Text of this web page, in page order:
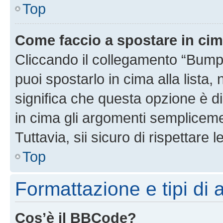
Top
Come faccio a spostare in
Cliccando il collegamento
puoi spostarlo in cima alla lista,
significa che questa opzione è
in cima gli argomenti
Tuttavia, sii sicuro di rispettare
Top
Formattazione e tipi di
Cos’è il BBCode?